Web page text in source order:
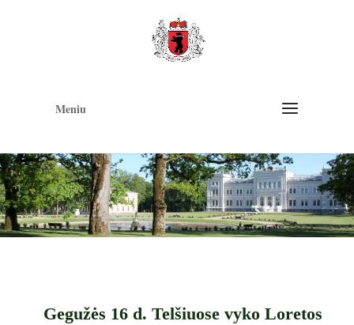
Meniu
Gegužės 16 d. Telšiuose vyko Loretos